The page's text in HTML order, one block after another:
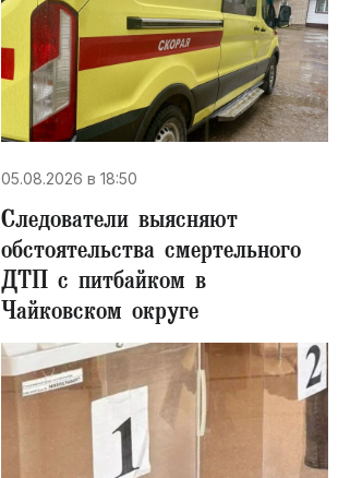
05.08.2026 в 18:50
Следователи выясняют
обстоятельства смертельного
ДТП с питбайком в
Чайковском округе